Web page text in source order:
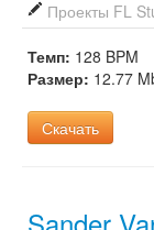
Проекты FL
Темп: 128 BPM
Размер: 12.77
Скачать